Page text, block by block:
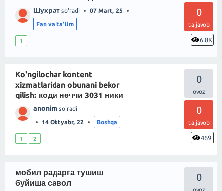
0
ta javob
6.8K
Шухрат so'radi 07 Mart, 25
Fan va ta'lim
1
0
0
ta javob
469
Ko'ngilochar kontent
xizmatlaridan obunani bekor
qilish: коди неччи 3031 ники
anonim so'radi
14 Oktyabr, 22 Boshqa
1 2
0
мобил радарга тушиш
буйиша савол